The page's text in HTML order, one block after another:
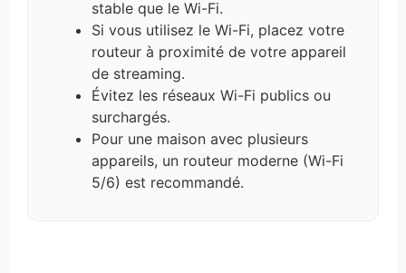
stable que le Wi-Fi.
Si vous utilisez le Wi-Fi, placez votre
routeur à proximité de votre appareil
de streaming.
Évitez les réseaux Wi-Fi publics ou
surchargés.
Pour une maison avec plusieurs
appareils, un routeur moderne (Wi-Fi
5/6) est recommandé.